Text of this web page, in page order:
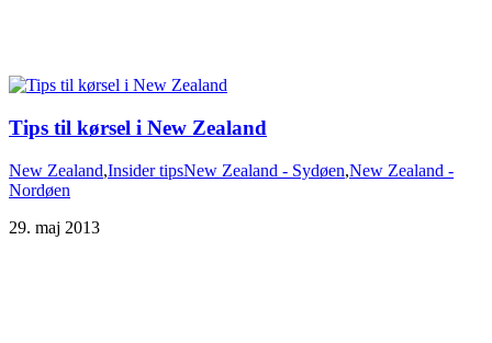
Tips til kørsel i New Zealand
New Zealand,Insider tipsNew Zealand - Sydøen,New Zealand -
Nordøen
29. maj 2013